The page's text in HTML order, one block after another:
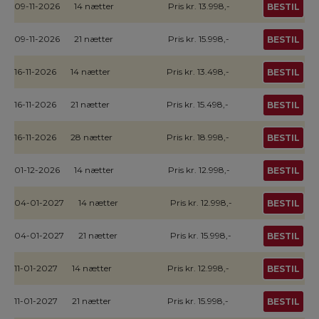
09-11-2026 14 nætter Pris kr. 13.998,- BESTIL
09-11-2026 21 nætter Pris kr. 15.998,- BESTIL
16-11-2026 14 nætter Pris kr. 13.498,- BESTIL
16-11-2026 21 nætter Pris kr. 15.498,- BESTIL
16-11-2026 28 nætter Pris kr. 18.998,- BESTIL
01-12-2026 14 nætter Pris kr. 12.998,- BESTIL
04-01-2027 14 nætter Pris kr. 12.998,- BESTIL
04-01-2027 21 nætter Pris kr. 15.998,- BESTIL
11-01-2027 14 nætter Pris kr. 12.998,- BESTIL
11-01-2027 21 nætter Pris kr. 15.998,- BESTIL